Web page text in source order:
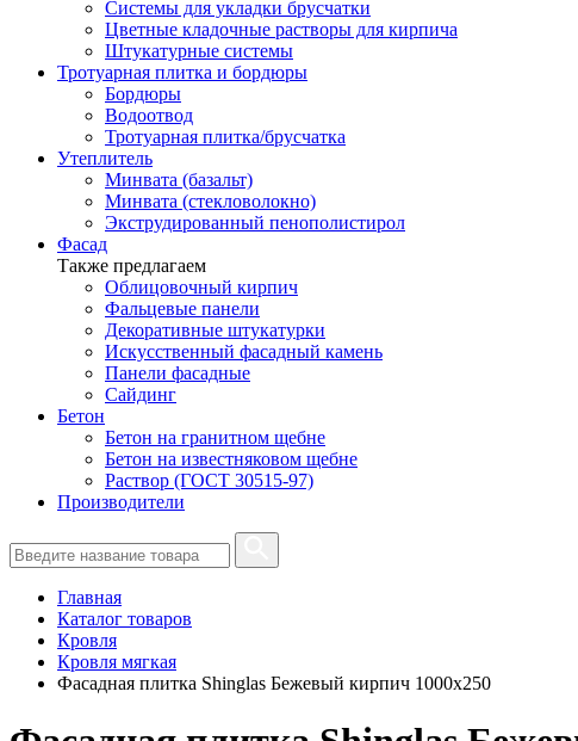
Системы для укладки брусчатки
Цветные кладочные растворы для кирпича
Штукатурные системы
Тротуарная плитка и бордюры
Бордюры
Водоотвод
Тротуарная плитка/брусчатка
Утеплитель
Минвата (базальт)
Минвата (стекловолокно)
Экструдированный пенополистирол
Фасад
Также предлагаем
Облицовочный кирпич
Фальцевые панели
Декоративные штукатурки
Искусственный фасадный камень
Панели фасадные
Сайдинг
Бетон
Бетон на гранитном щебне
Бетон на известняковом щебне
Раствор (ГОСТ 30515-97)
Производители
Главная
Каталог товаров
Кровля
Кровля мягкая
Фасадная плитка Shinglas Бежевый кирпич 1000х250